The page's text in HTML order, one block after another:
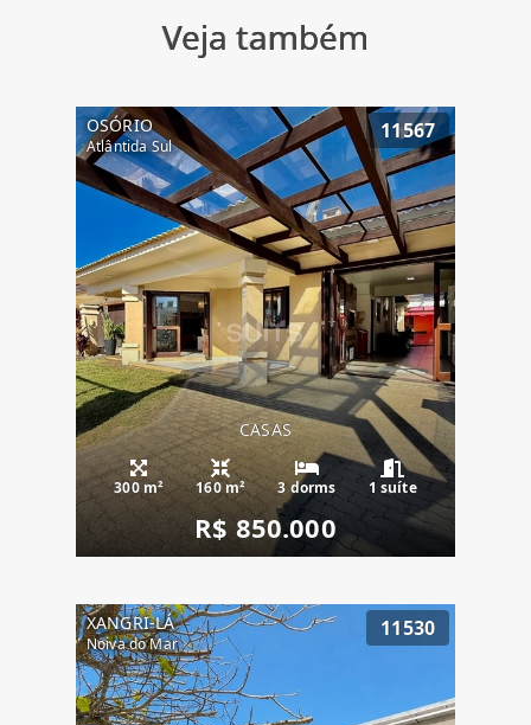
Veja também
OSÓRIO
Atlântida Sul
11567
CASAS
300 m² 160 m² 3 dorms 1 suíte
R$ 850.000
XANGRI-LÁ
Noiva do Mar
11530